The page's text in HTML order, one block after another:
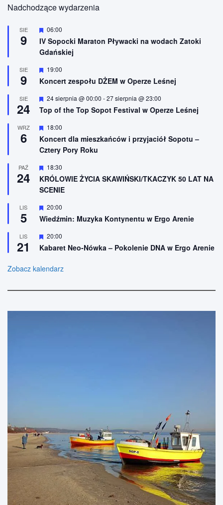
Nadchodzące wydarzenia
SIE
9
W
y
r
ó
n
o
e
06:00
IV Sopocki Maraton Pływacki na wodach Zatoki
Gdańskiej
SIE
9
W
r
ż
n
o
n
e
19:00
Koncert zespołu DŻEM w Operze Leśnej
SIE
24
W
r
ż
n
o
e
24 sierpnia @ 00:00 -27 sierpnia @ 23:00
Top of the Top Sopot Festival w Operze Leśnej
WRZ
6
W
r
ó
n
i
o
n
18:00
Koncert dla mieszkańców i przyjaciół Sopotu –
Cztery Pory Roku
PAŹ
24
W
y
r
ó
n
i
o
e
18:30
KRÓLOWIE ŻYCIA SKAWIŃSKI/TKACZYK 50 LAT NA
SCENIE
LIS
5
W
y
r
ż
n
n
20:00
Wiedźmin: Muzyka Kontynentu w Ergo Arenie
LIS
21
W
y
r
ż
o
20:00
Kabaret Neo-Nówka – Pokolenie DNA w Ergo Arenie
Zobacz kalendarz